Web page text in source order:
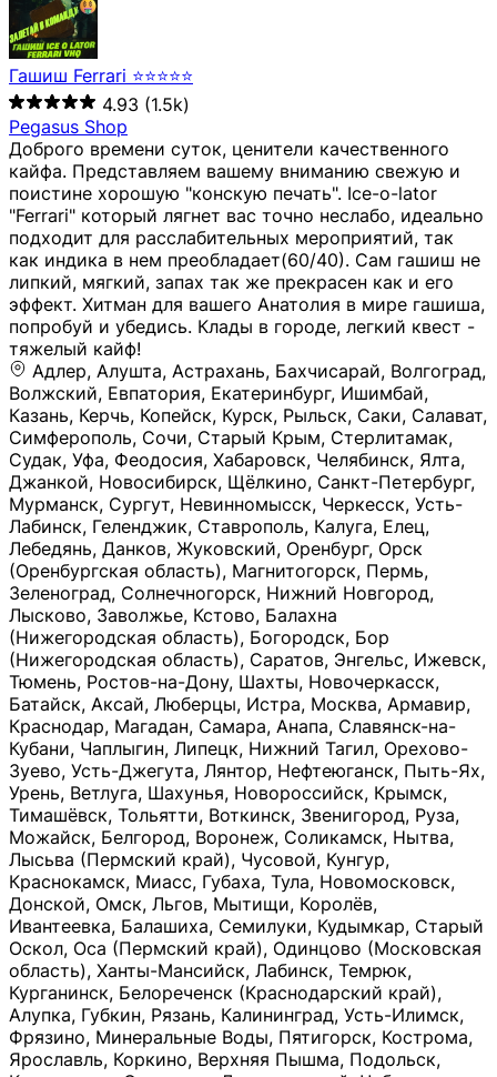
Гашиш Ferrari ⭐⭐⭐⭐⭐
4.93 (1.5k)
Pegasus Shop
Доброго времени суток, ценители качественного
кайфа. Представляем вашему вниманию свежую и
поистине хорошую "конскую печать". Ice-o-lator
"Ferrari" который лягнет вас точно неслабо, идеально
подходит для расслабительных мероприятий, так
как индика в нем преобладает(60/40). Сам гашиш не
липкий, мягкий, запах так же прекрасен как и его
эффект. Хитман для вашего Анатолия в мире гашиша,
попробуй и убедись. Клады в городе, легкий квест -
тяжелый кайф!
Адлер, Алушта, Астрахань, Бахчисарай, Волгоград, Волжский, Евпатория, Екатеринбург, Ишимбай, Казань, Керчь, Копейск, Курск, Рыльск, Саки, Салават, Симферополь, Сочи, Старый Крым, Стерлитамак, Судак, Уфа, Феодосия, Хабаровск, Челябинск, Ялта, Джанкой, Новосибирск, Щёлкино, Санкт-Петербург, Мурманск, Сургут, Невинномысск, Черкесск, Усть-Лабинск, Геленджик, Ставрополь, Калуга, Елец, Лебедянь, Данков, Жуковский, Оренбург, Орск (Оренбургская область), Магнитогорск, Пермь, Зеленоград, Солнечногорск, Нижний Новгород, Лысково, Заволжье, Кстово, Балахна (Нижегородская область), Богородск, Бор (Нижегородская область), Саратов, Энгельс, Ижевск, Тюмень, Ростов-на-Дону, Шахты, Новочеркасск, Батайск, Аксай, Люберцы, Истра, Москва, Армавир, Краснодар, Магадан, Самара, Анапа, Славянск-на-Кубани, Чаплыгин, Липецк, Нижний Тагил, Орехово-Зуево, Усть-Джегута, Лянтор, Нефтеюганск, Пыть-Ях, Урень, Ветлуга, Шахунья, Новороссийск, Крымск, Тимашёвск, Тольятти, Воткинск, Звенигород, Руза, Можайск, Белгород, Воронеж, Соликамск, Нытва, Лысьва (Пермский край), Чусовой, Кунгур, Краснокамск, Миасс, Губаха, Тула, Новомосковск, Донской, Омск, Льгов, Мытищи, Королёв, Ивантеевка, Балашиха, Семилуки, Кудымкар, Старый Оскол, Оса (Пермский край), Одинцово (Московская область), Ханты-Мансийск, Лабинск, Темрюк, Курганинск, Белореченск (Краснодарский край), Алупкa, Губкин, Рязань, Калининград, Усть-Илимск, Фрязино, Минеральные Воды, Пятигорск, Кострома, Ярославль, Коркино, Верхняя Пышма, Подольск, Красноярск, Смоленск, Долгопрудный, Чебоксары, Калачинск, Канск, Киров (Кировская область), Вологда, Рославль, Владивосток, Обнинск, Балабаново (Калужская область), Малоярославец, Брянск, Видное, Ярцево, Вязьма, Гагарин, Приволжск, Фурманов, Чайковский, Кинешма, Горячий Ключ, Улан-Удэ, Туймазы, Дюртюли, Альметьевск, Нефтекамск, Хадыженск, Апшеронск, Майкоп, Уссурийск, Ульяновск, Гатчина, Луга (Ленинградская область), Надым, Ногинск, Электросталь, Железнодорожный (Московская область), Бутурлиновка, Кириллов, Краснознаменск (Калиниградская область), Мышкин, Томмот, Холм, Абакан, Абдулино, Агидель, Агрыз, Адыгейск, Азнакаево, Алатырь, Алдан, Алейск, Александров, Александровск, Алексеевка (Белгородская обл.), Алексин, Амурск, Анадырь, Ангарск, Андреаполь, Анжеро-Судженск, Анива, Апатиты, Арамиль, Ардон, Арзамас, Аркадак, Арсеньев, Артём, Артёмовский, Архангельск, Асбест, Асино, Аткарск, Ахтубинск, Аша, Бабаево (Вологодская область), Бавлы (Республика Татарстан), Байкальск, Бакал, Баксан, Балаклава, Балаково (Саратовская область), Балашов (Саратовская область), Балтийск, Барабинск, Барнаул, Барыш (Ульяновская область), Бежецк, Белая Калитва (Ростовская область), Белебей, Белогорск (Крым), Белозерск, Белокуриха, Беломорск, Белоозёрский (Московская область), Белорецк (Республика Башкортостан), Кызыл, Белоярский (Ханты-Мансийский АО), Бердск, Березники (Пермский край), Берёзовский (Кемеровская область), Берёзовский (Свердловская область), Беслан, Бийск, Бикин, Билибино, Биробиджан, Благовещенск (Амурская область), Благовещенск (Башкортостан), Бобров, Богородицк, Боготол, Богучар, Бокситогорск (Ленинградская область), Бологое (Тверская область), Болхов, Большой Камень (Приморский край), Борисоглебск (Воронежская область), Боровичи (Новгородская область), Боровск, Бородино, Братск, Бронницы (Московская область), Бугульма (Республика Татарстан), Бугуруслан (Оренбургская область), Буинск, Буй, Буйнакск, Валдай, Валуйки, Велиж, Великие Луки, Великий Новгород, Великий Устюг, Вельск, Венёв, Верещагино, Верхнеуральск, Верхний Уфалей, Верхняя Салда, Верхняя Тура, Весьегонск, Вилючинск, Вихоревка, Вичуга, Владикавказ, Волгодонск, Волгореченск, Володарск, Волосово, Волчанск, Вольск, Воркута, Ворсма, Всеволожск (Ленинградская область), Вуктыл, Выкса, Высоковск, Высоцк, Вытегра, Вышний Волочёк, Вяземский, Вязники, Вятские Поляны, Нея, Шилка, Гаврилов Посад, Гаврилов-Ям, Гай, Галич, Гдов, Голицыно, Горно-Алтайск, Горнозаводск, Горняк, Городец, Гороховец, Гремячинск, Грозный, Грязи, Грязовец, Губкинский, Гуково, Гулькевичи, Гурьевск (Калининградская область), Гурьевск (Кемеровская область), Гусев, Гусь-Хрустальный, Давлеканово, Далматово, Дальнегорск, Дегтярск, Дедовск, Демидов, Дербент, Десногорск, Дзержинск, Дзержинский (Московская область), Дивногорск, Димитровград, Дмитровск, Дно, Добрянка, Долинск, Домодедово, Донецк (ДНР), Дорогобуж, Дрезна, Дубна, Дудинка, Духовщина, Дятьково, Егорьевск, Елабуга, Елизово, Ельня (Будет изменено название), Емва, Енисейск, Ермолино, Ершов, Ессентуки, Ефремов, Железноводск, Железногорск (Красноярский край), Железногорск (Курская область), Железногорск-Илимский, Жигулёвск, Жиздра, Жирновск, Жуков, Жуковка, Заводоуковск, Заволжск, Задонск, Заинск, Заозёрный, Заозёрск, Западная Двина, Заполярный, Зарайск, Заречный (Пензенская область), Заречный (Свердловская область), Заринск, Звенигово, Зверево, Зеленогорск ( Ленинградская обл. ), Зеленоградск, Зеленодольск, Зеленокумск, Зерноград, Зима, Змеиногорск, Зубцов, Ивангород, Иваново, Ивдель, Избербаш, Изобильный, Иланский, Инза, Инкерман, Инта, Ипатово, Искитим, Йошкар-Ола, Кадников, Калач, Калач-на-Дону, Калининск, Калтан, Калязин, Камбарка, Каменка (Пензенская область), Каменногорск (Ленинградская область), Каменск-Уральский, Каменск-Шахтинский, Камень-на-Оби, Камешково, Камышин, Канаш, Кандалакша, Карабаново, Карабаш, Карачаевск, Каргат, Каргополь, Карпинск, Карталы, Касимов, Касли, Каспийск, Катав-Ивановск, Катайск, Качканар, Кашин, Кашира, Кемерово, Кемь, Кизел, Кизилюрт, Кизляр, Кимовск, Кимры, Кингисепп, Кинель, Киреевск, Киренск, Киржач, Кириши, Кирово-Чепецк, Кировск (Ленинградская область), Кировск (Мурманская область), Кирсанов, Киселёвск, Кисловодск, Климовск, Клинцы, Княгинино, Ковдор, Ковров, Когалым, Козельск, Козьмодемьянск, Кола, Кологрив, Колпашево, Колпино, Кольчугино, Комсомольск, Комсомольск-на-Амуре, Конаково, Кондопога, Кондрово, Константиновск, Кораблино, Кореновск, Корсаков, Коряжма, Костерёво, Костомукша, Котельники, Котельниково, Котельнич, Котлас, Котовск, Кохма, Красноармейск (Московская область), Краснозаводск, Краснознаменск (Московская область), Краснокаменск, Краснослободск (Волгоградская область), Краснотурьинск, Красноуральск, Красный Сулин, Кремёнки, Кропоткин, Кубинка, Кувшиново (Тверская область), Кудрово, Кулебаки, Кумертау, Курлово, Куровское, Куртамыш, Курчатов, Куса, Кушва, Кыштым, Лабытнанги, Лагань, Лаишево (Республика Татарстан), Лакинск, Лангепас, Лахденпохья, Ленинск-Кузнецкий, Ленск (Республика Саха), Лермонтов (Ставропольский край), Лесозаводск (Приморский край), Лесосибирск, Ливны (Орловская область), Ликино-Дулёво, Липки (Тульская область), Лиски (Воронежская область), Лихославль, Лодейное Поле, Ломоносов (Санкт-Петербург), Лосино-Петровский, Лукоянов, Луховицы, Лыткарино, Любань (Ленинградская область), Любим, Людиново, Магас, Майский, Макаров, Малая Вишера, Малгобек, Мамадыш, Мамоново, Мантурово, Маркс, Махачкала, Мглин, Мегион, Медвежьегорск, Медногорск, Медынь, Меленки, Мелеуз, Менделеевск, Мещовск, Микунь, Миллерово, Минусинск, Миньяр, Мирный (Архангельская область), Мирный (Якутия), Михайловка (Город), Михайловск (Свердловская область), Михайловск (Ставропольский край), Могоча, Можга, Моздок, Мончегорск, Морозовск, Моршанск, Мосальск, Муравленко, Мурино, Муром, Мценск, Мыски, Набережные Челны, Навашино (Нижегородская область), Назарово (Красноярский край), Назрань, Нальчик, Наро-Фоминск, Нарткала, Нарьян-Мар, Находка, Невель (Псковская область), Невельск, Невьянск, Нелидово (Тверская область), Неман, Нерехта (Костромская область), Нерюнгри, Нестеров, Нефтегорск (Самарская область), Нефтекумск, Нижневартовск, Нижнекамск (Республика Татарстан), Нижнеудинск, Нижние Серги, Нижний Ломов, Нижняя Тура, Николаевск-на-Амуре, Никольск (Вологодская область), Никольск (Пензенская область), Новая Ладога, Новая Ляля, Новоалександровск, Новоалтайск, Нововоронеж, Новодвинск, Новозыбков, Новокубанск, Новокуйбышевск, Новомичуринск, Новопавловск, Новоржев, Новосокольники, Новотроицк, Новоульяновск, Новоуральск, Новохопёрск, Новочебоксарск, Новошахтинск, Новый Оскол, Новый Уренгой, Норильск, Нурлат, Нягань, Нязепетровск, Няндома, Облучье, Обоянь, Озёрск (Калининградская область), Озёрск (Челябинская область), Озёры, Октябрьск (Самарская область), Октябрьский (Башкортостан), Окуловка (Новгородская область), Оленегорск, Олонец, Онега, Опочка, Осинники, Осташков, Остров, Острогожск, Отрадный, Оха, Павлово, Павловск (Воронежская область), Павловск (Санкт-Петербург), Павловский Посад, Партизанск, Певек, Пенза, Первоуральск, Перевоз, Пересвет, Переславль-Залесский, Пестово (Новгородская область), Петрозаводск, Петропавловск-Камчатский, Печоры, Пикалёво, Пионерский, Питкяранта, Плавск, Плёс, Подпорожье, Покачи, Покров, Покровск, Полесск, Полысаево, Полярные Зори, Полярный, Поронайск, Порхов, Похвистнево, Почеп, Починок, Пошехонье, Правдинск, Приморск (Калининградская область), Приморско-Ахтарск, Приозерск, Прокопьевск, Протвино, Прохладный, Пугачёв, Пудож, Пустошка, Пушкино, Пущино, Пыталово, Радужный (Владимирская область), Радужный (Ханты-Мансийский АО), Райчихинск, Раменское, Рассказово, Ревда, Реж, Реутов, Родники, Россошь, Ростов (Ярославская обл.), Рошаль, Ртищево, Рубцовск, Рузаевка, Рыбинск, Рыбное, Ряжск, Салехард, Сальск, Саранск, Сарапул, Саров, Сасово, Сатка, Сафоново, Саяногорск, Саянск, Светлогорск, Светлоград, Светлый, Светогорск (Ленинградская область), Свободный, Себеж, Северобайкальск, Северодвинск, Североуральск, Сегежа, Семикаракорск, Сенгилей, Серафимович, Сергач, Сергиев Посад, Сердобск, Сертолово (Ленинградская область), Сестрорецк (Ленинградская область), Сибай, Скопин, Славгород, Сланцы, Слободской, Слюдянка, Собинка, Советск (Кировская область), Советск (Калининградская область), Советск (Тульская область), Советская Гавань, Советский (Ханты-Мансийский АО), Сокол (Вологодская область), Солигалич, Соль-Илецк, Сольцы, Сортавала, Сосенский, Сосновоборск, Сосновый Бор (Ленинградская область), Сосногорск, Спас-Клепики, Спасск-Рязанский, С